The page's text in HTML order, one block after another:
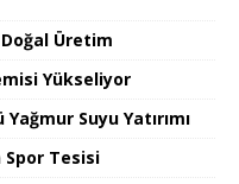
Üretim
Yükseliyor
Suyu Yatırımı
Spor Tesisi